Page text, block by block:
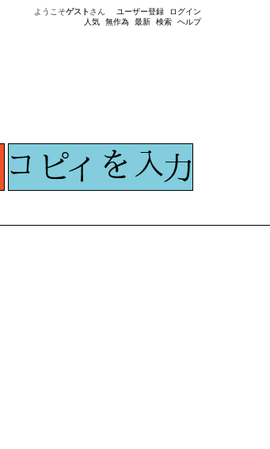
人気 無作為 最新 検索 ヘルプ
ようこそゲスト さん ユーザー登録 ログイン